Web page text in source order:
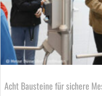
Acht Bausteine für sichere